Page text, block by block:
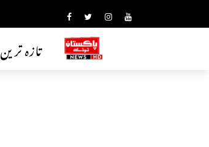
تازہ ترین